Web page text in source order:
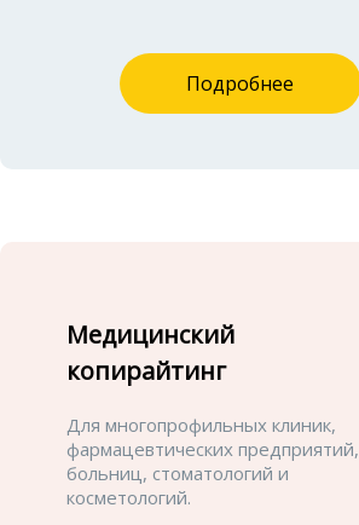
Подробнее
Медицинский
копирайтинг
Для многопрофильных клиник,
фармацевтических предприятий,
больниц, стоматологий и
косметологий.